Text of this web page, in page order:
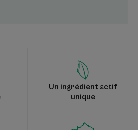
Un ingrédient actif
unique